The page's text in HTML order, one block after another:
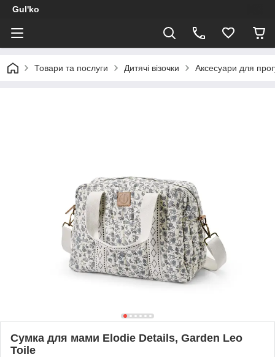
Gul'ko
Товари та послуги Дитячі візочки Аксесуари для
Сумка для мами Elodie Details, Garden Leo
Toile